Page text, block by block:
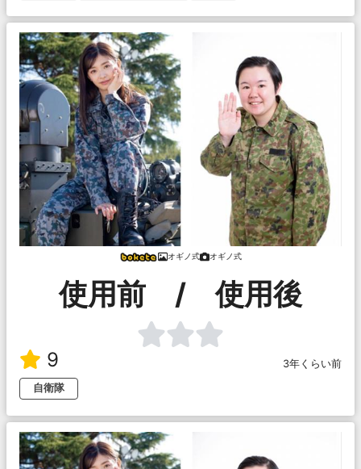
オギノ式 オギノ式
使用前 / 使用後
9
3年くらい前
自衛隊